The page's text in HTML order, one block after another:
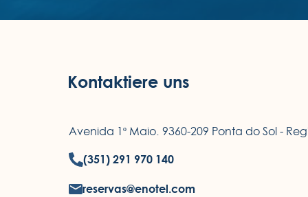
Kontaktiere uns
Avenida 1º Maio. 9360-209 Ponta do Sol -
(351) 291 970 140
reservas@enotel.com